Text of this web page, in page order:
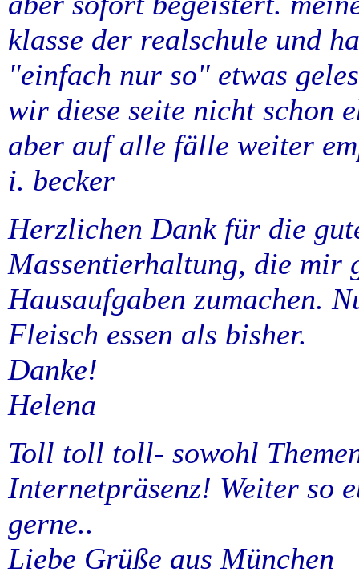
klasse der realschule und
"einfach nur so" etwas
wir diese seite nicht schon
aber auf alle fälle weiter
i. becker
Herzlichen Dank für die
Massentierhaltung, die mir
Hausaufgaben zumachen.
Fleisch essen als bisher.
Danke!
Helena
Toll toll toll- sowohl
Internetpräsenz! Weiter so
gerne..
Liebe Grüße aus München